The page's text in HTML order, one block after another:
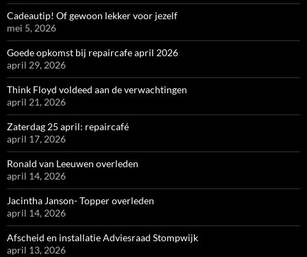
Cadeautip! Of gewoon lekker voor jezelf
mei 5, 2026
Goede opkomst bij repaircafe april 2026
april 29, 2026
Think Floyd voldeed aan de verwachtingen
april 21, 2026
Zaterdag 25 april: repaircafé
april 17, 2026
Ronald van Leeuwen overleden
april 14, 2026
Jacintha Janson- Topper overleden
april 14, 2026
Afscheid en installatie Adviesraad Stompwijk
april 13, 2026